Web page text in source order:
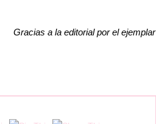
Gracias a la editorial por el ejemplar